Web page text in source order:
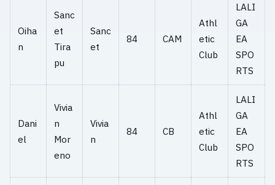
Oiha
n
Sanc
et
Tira
pu
Sanc
et
84 CAM
Athl
etic
Club
LALI
GA
EA
SPO
RTS
Dani
el
Vivia
n
Mor
eno
Vivia
n
84 CB
Athl
etic
Club
LALI
GA
EA
SPO
RTS